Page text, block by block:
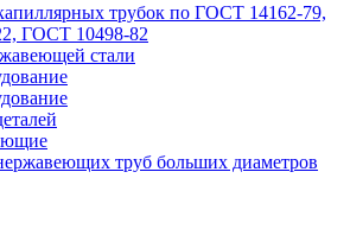
трубок по ГОСТ 14162-79,
ГОСТ 10498-82
стали
труб больших диаметров